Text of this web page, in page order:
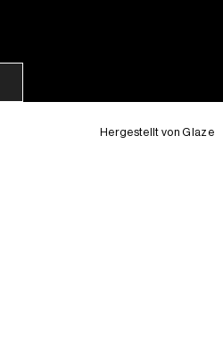
Hergestellt vonGlaze